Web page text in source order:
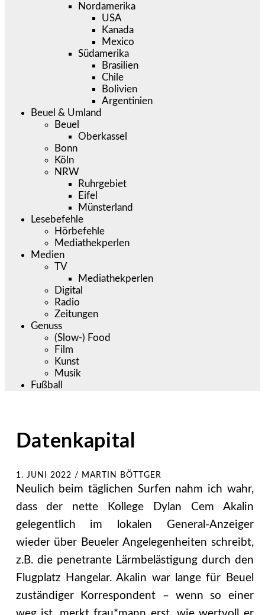
Nordamerika
USA
Kanada
Mexico
Südamerika
Brasilien
Chile
Bolivien
Argentinien
Beuel & Umland
Beuel
Oberkassel
Bonn
Köln
NRW
Ruhrgebiet
Eifel
Münsterland
Lesebefehle
Hörbefehle
Mediathekperlen
Medien
TV
Mediathekperlen
Digital
Radio
Zeitungen
Genuss
(Slow-) Food
Film
Kunst
Musik
Fußball
Datenkapital
1. JUNI 2022 / MARTIN BÖTTGER
Neulich beim täglichen Surfen nahm ich wahr,
dass der nette Kollege Dylan Cem Akalin
gelegentlich im lokalen General-Anzeiger
wieder über Beueler Angelegenheiten schreibt,
z.B. die penetrante Lärmbelästigung durch den
Flugplatz Hangelar. Akalin war lange für Beuel
zuständiger Korrespondent – wenn so einer